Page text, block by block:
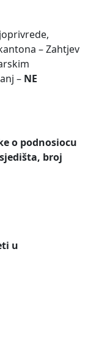
– Zahtjev
– NE
o podnosiocu
broj
u